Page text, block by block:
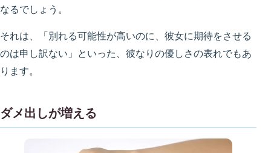
なるでしょう。
それは、「別れる可能性が高いのに、彼女に期待をさせる
のは申し訳ない」といった、彼なりの優しさの表れでもあ
ります。
ダメ出しが増える